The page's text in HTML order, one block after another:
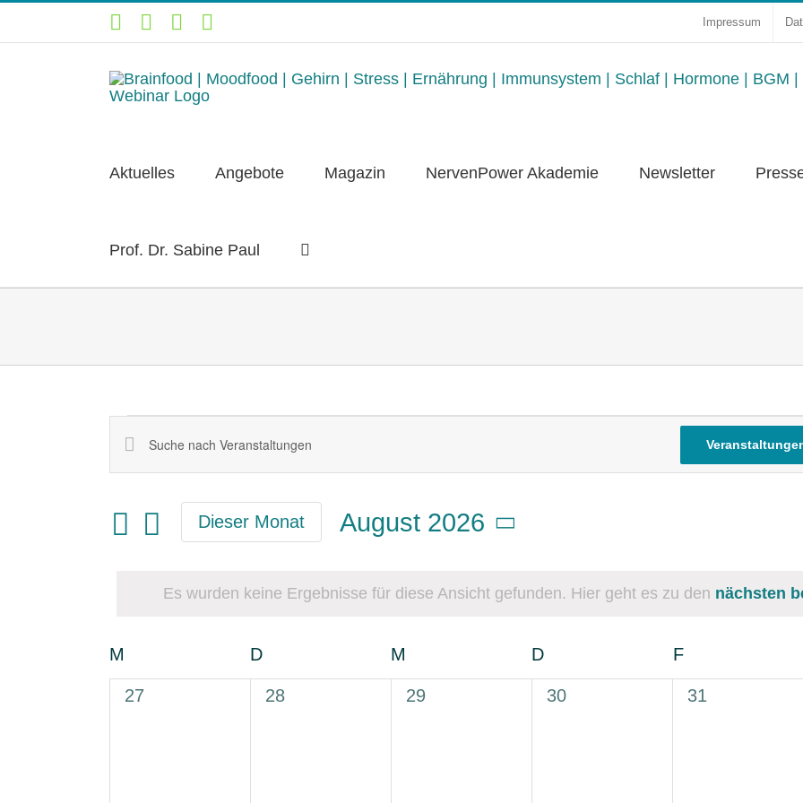
Zum
springen
YouTubeFacebookInstagram Impressum
Aktuelles Angebote Magazin NervenPower Akademie Newsletter
Prof. Dr. Sabine Paul
Veranstaltungen
Hinweis
Es wurden keine Ergebnisse für diese Ansicht gefunden. Hier geht es zu den nächsten
Veranstaltungen
Suche
Ansichten,
Navigation
Bitte
Schlüsselwort
nach
Veranstaltungen
Dieser Monat
August 2026
Kalender
von
Veranstaltungen
M D M D FFreitag
0
27
0
28
0
29
0
30
0
31